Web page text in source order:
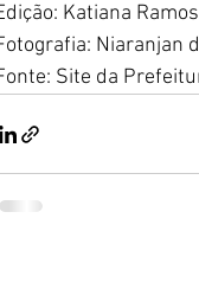
Katiana Ramos
Niaranjan
Site da